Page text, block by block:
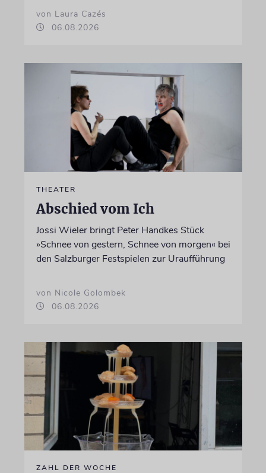
von Laura Cazés
06.08.2026
THEATER
Abschied vom Ich
Jossi Wieler bringt Peter Handkes Stück
»Schnee von gestern, Schnee von morgen« bei
den Salzburger Festspielen zur Uraufführung
von Nicole Golombek
06.08.2026
ZAHL DER WOCHE